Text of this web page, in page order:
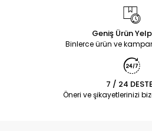
Geniş Ürün
Binlerce ürün ve
7 / 24
Öneri ve şikayetlerinizi